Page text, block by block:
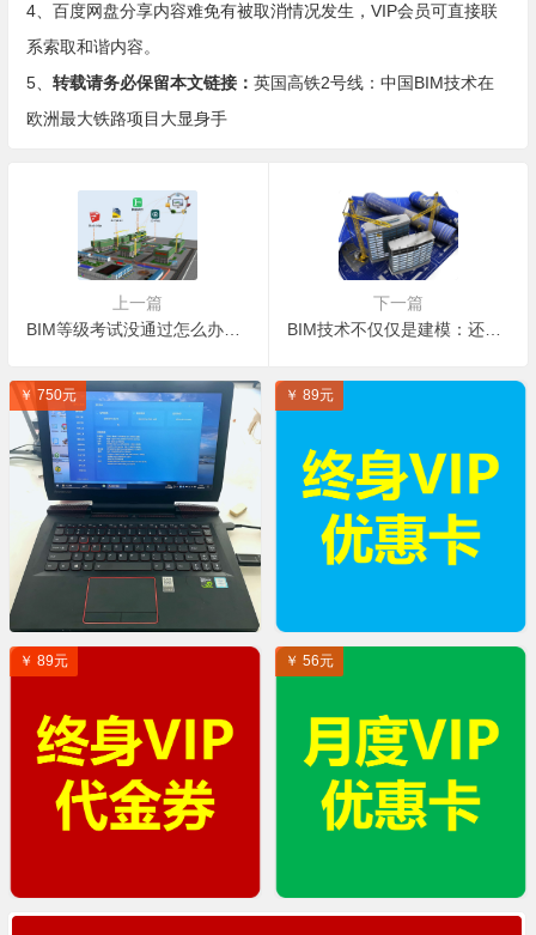
4、百度网盘分享内容难免有被取消情况发生，VIP会员可直接联
系索取和谐内容。
5、 转载请务必保留本文链接： 英国高铁2号线：中国BIM技术在
欧洲最大铁路项目大显身手
上一篇
BIM等级考试没通过怎么办？能有补考机会吗？
下一篇
BIM技术不仅仅是建模：还有这么多的应用！
￥ 750元 ￥ 89元
￥ 89元 ￥ 56元